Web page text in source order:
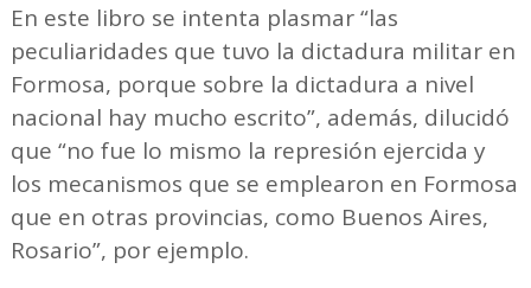
En este libro se intenta plasmar “las
peculiaridades que tuvo la dictadura militar en
Formosa, porque sobre la dictadura a nivel
nacional hay mucho escrito”, además, dilucidó
que “no fue lo mismo la represión ejercida y
los mecanismos que se emplearon en Formosa
que en otras provincias, como Buenos Aires,
Rosario”, por ejemplo.